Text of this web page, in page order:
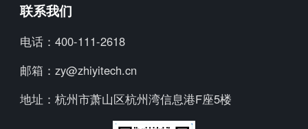
知小衣
海外探款
美念
炼丹炉
加入我们
行业资讯
公司动态
联系我们
电话： 400-111-2618
邮箱： zy@zhiyitech.cn
地址： 杭州市萧山区杭州湾信息港F座5楼